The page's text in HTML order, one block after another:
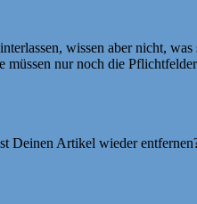
wissen aber nicht, was
nur noch die
Deinen Artikel wieder